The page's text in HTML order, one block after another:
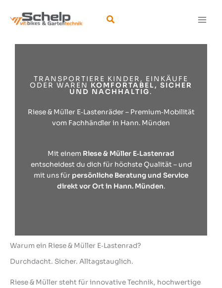
Inhalt
springen
Suchen
TRANSPORTIERE KINDER, EINKÄUFE
ODER WAREN KOMFORTABEL, SICHER
UND NACHHALTIG.
Riese & Müller E‑Lastenräder – Premium‑Mobilität
vom Fachhändler in Hann. Münden
Mit einem Riese & Müller E‑Lastenrad
entscheidest du dich für höchste Qualität – und
mit uns für persönliche Beratung und Service
direkt vor Ort in Hann. Münden.
Warum ein Riese & Müller E‑Lastenrad?
Durchdacht. Sicher. Alltagstauglich.
Riese & Müller steht für innovative Technik, hochwertige